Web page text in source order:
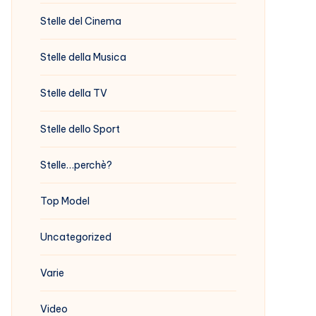
Stelle del Cinema
Stelle della Musica
Stelle della TV
Stelle dello Sport
Stelle…perchè?
Top Model
Uncategorized
Varie
Video